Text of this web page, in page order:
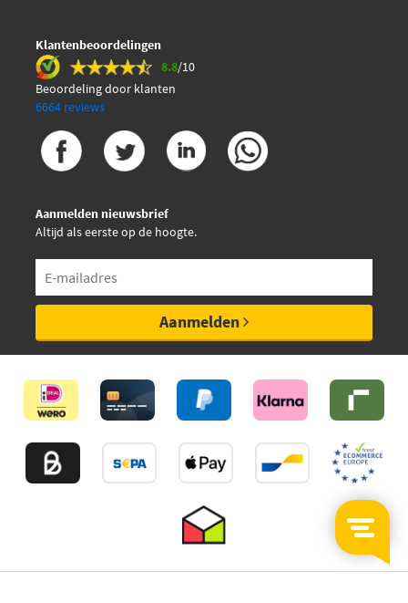
Klantenbeoordelingen
8.8/10
Beoordeling door klanten
6664 reviews
Aanmelden nieuwsbrief
Altijd als eerste op de hoogte.
Aanmelden